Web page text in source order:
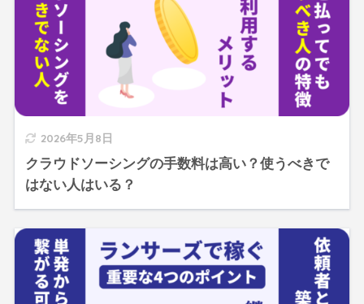
2026年5月8日
クラウドソーシングの手数料は高い？使うべきで
はない人はいる？